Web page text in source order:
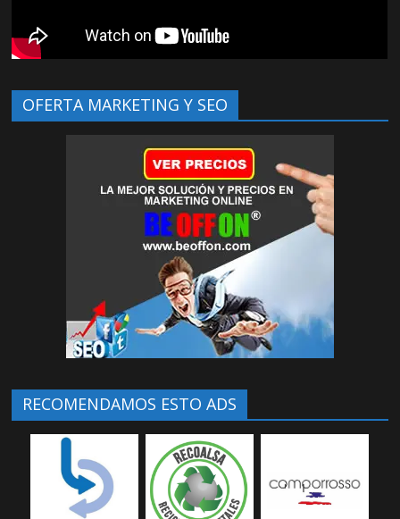
OFERTA MARKETING Y SEO
RECOMENDAMOS ESTO ADS